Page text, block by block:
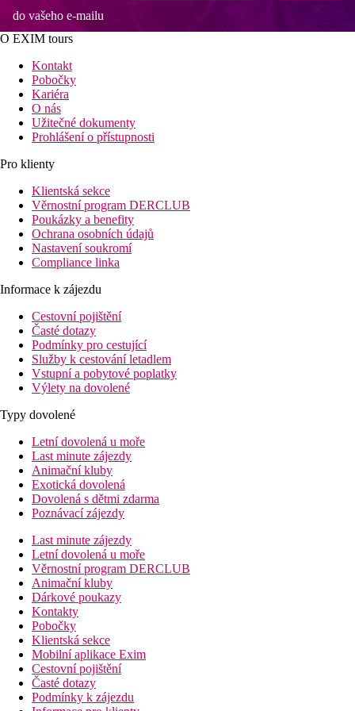
do vašeho e-mailu
O EXIM tours
Kontakt
Pobočky
Kariéra
O nás
Užitečné dokumenty
Prohlášení o přístupnosti
Pro klienty
Klientská sekce
Věrnostní program DERCLUB
Poukázky a benefity
Ochrana osobních údajů
Nastavení soukromí
Compliance linka
Informace k zájezdu
Cestovní pojištění
Časté dotazy
Podmínky pro cestující
Služby k cestování letadlem
Vstupní a pobytové poplatky
Výlety na dovolené
Typy dovolené
Letní dovolená u moře
Last minute zájezdy
Animační kluby
Exotická dovolená
Dovolená s dětmi zdarma
Poznávací zájezdy
Last minute zájezdy
Letní dovolená u moře
Věrnostní program DERCLUB
Animační kluby
Dárkové poukazy
Kontakty
Pobočky
Klientská sekce
Mobilní aplikace Exim
Cestovní pojištění
Časté dotazy
Podmínky k zájezdu